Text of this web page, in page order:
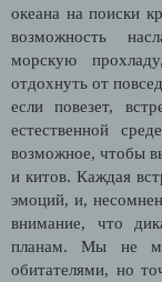
океана на поиски
возможность
морскую
отдохнуть от
если повезет,
естественной
возможное, чтобы
и китов. Каждая
эмоций, и,
внимание, что
планам. Мы не
обитателями, но